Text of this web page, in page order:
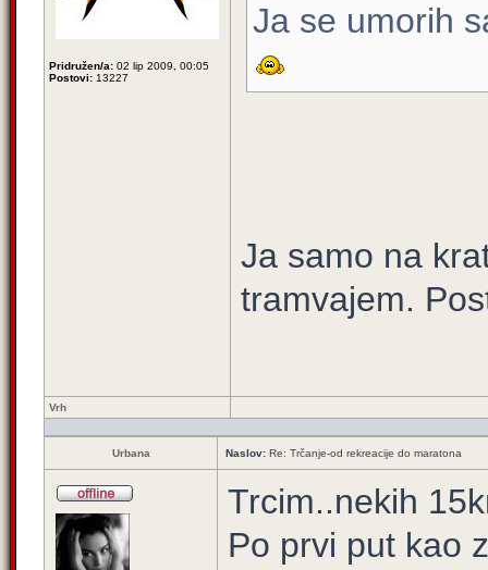
Pridružen/a: 02 lip 2009, 00:05
Postovi: 13227
Ja se umorih
Ja samo na
tramvajem.
Vrh
Urbana Naslov: Re: Trčanje-od rekreacije do maratona
Trcim..nekih
Po prvi put kao